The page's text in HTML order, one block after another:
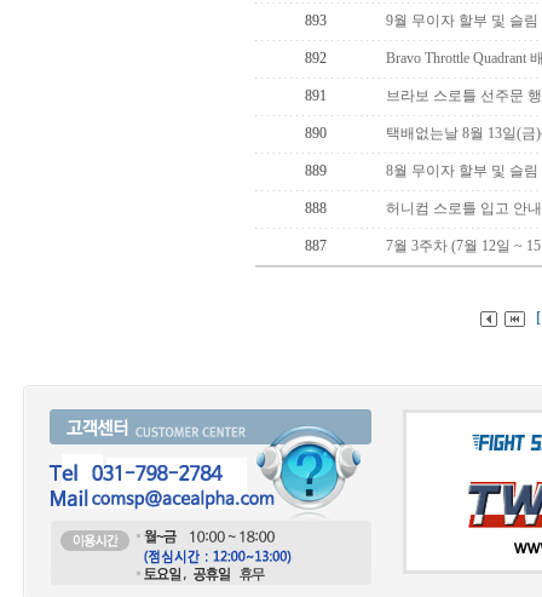
893 9월 무이자 할부 및 슬
892 Bravo Throttle Quadrant
891 브라보 스로틀 선주문
890 택배없는날 8월 13일(
889 8월 무이자 할부 및 슬
888 허니컴 스로틀 입고 안내
887 7월 3주차 (7월 12일 ~